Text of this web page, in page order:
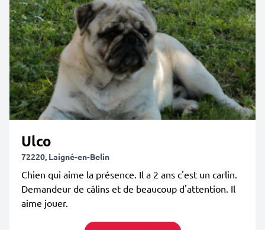
Ulco
72220, Laigné-en-Belin
Chien qui aime la présence. Il a 2 ans c'est un carlin.
Demandeur de câlins et de beaucoup d'attention. Il
aime jouer.